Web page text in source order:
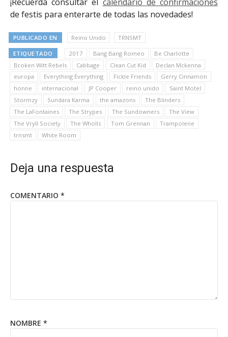
de festis para enterarte de todas las novedades!
PUBLICADO EN Reino Unido TRNSMT
ETIQUETADO 2017 Bang Bang Romeo
Be Charlotte
Broken Witt Rebels
Cabbage Clean Cut Kid
Declan Mckenna
europa
Everything Everything Fickle Friends
Gerry Cinnamon
honne
internacional JP Cooper reino unido
Saint Motel
Stormzy
Sundara Karma the amazons
The Blinders
The LaFontaines
The Strypes The Sundowners
The View
The Vryll Society
The Wholls Tom Grennan
Trampolene
trnsmt
White Room
Deja una respuesta
COMENTARIO *
NOMBRE *